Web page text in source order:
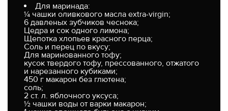
Для маринада:
¼ чашки оливкового масла extra-virgin;
6 давленых зубчиков чеснока;
Цедра и сок одного лимона;
Щепотка хлопьев красного перца;
Соль и перец по вкусу;
Для маринованного тофу;
кусок твердого тофу, прессованного, отжатого
и нарезанного кубиками;
450 г макарон без глютена;
соль;
2 ст. л. яблочного уксуса;
½ чашки воды от варки макарон;